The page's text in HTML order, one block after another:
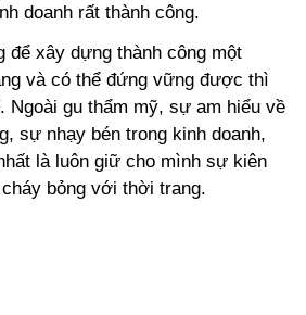
doanh rất thành công.
để xây dựng thành công một
và có thể đứng vững được thì
Ngoài gu thẩm mỹ, sự am hiểu về
sự nhạy bén trong kinh doanh,
là luôn giữ cho mình sự kiên
bỏng với thời trang.